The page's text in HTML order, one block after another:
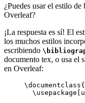
¿Puedes usar el estilo
Overleaf?
¡La respuesta es sí! El
los muchos estilos
escribiendo
documento tex, o usa el
en Overleaf:
\documentclass{
\usepackage